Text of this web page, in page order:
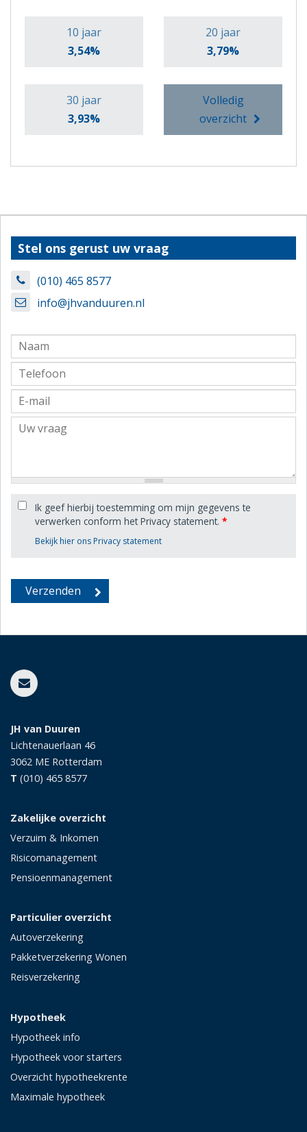
10 jaar
3,54%
20 jaar
3,79%
30 jaar
3,93%
Volledig
overzicht
Stel ons gerust uw vraag
(010) 465 8577
info@jhvanduuren.nl
Ik geef hierbij toestemming om mijn gegevens te
verwerken conform het Privacy statement. *
Bekijk hier ons Privacy statement
JH van Duuren
Lichtenauerlaan 46
3062 ME Rotterdam
T (010) 465 8577
Zakelijke overzicht
Verzuim & Inkomen
Risicomanagement
Pensioenmanagement
Particulier overzicht
Autoverzekering
Pakketverzekering Wonen
Reisverzekering
Hypotheek
Hypotheek info
Hypotheek voor starters
Overzicht hypotheekrente
Maximale hypotheek